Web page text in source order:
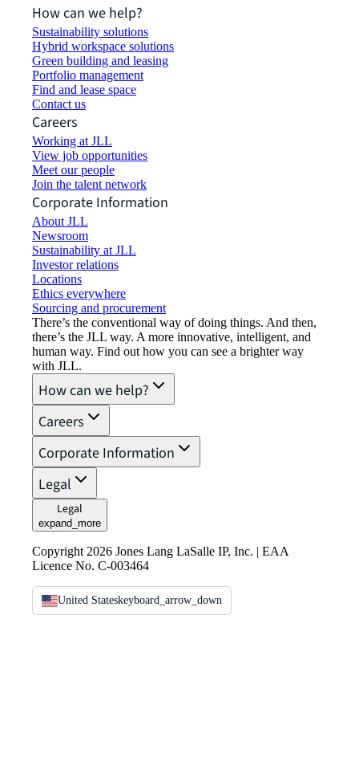
How can we help?
Sustainability solutions
Hybrid workspace solutions
Green building and leasing
Portfolio management
Find and lease space
Contact us
Careers
Working at JLL
View job opportunities
Meet our people
Join the talent network
Corporate Information
About JLL
Newsroom
Sustainability at JLL
Investor relations
Locations
Ethics everywhere
Sourcing and procurement
There’s the conventional way of doing things. And then,
there’s the JLL way. A more innovative, intelligent, and
human way. Find out how you can see a brighter way
with JLL.
How can we help?
Careers
Corporate Information
Legal
Legal
expand_more
Copyright 2026 Jones Lang LaSalle IP, Inc. | EAA
Licence No. C-003464
United Stateskeyboard_arrow_down